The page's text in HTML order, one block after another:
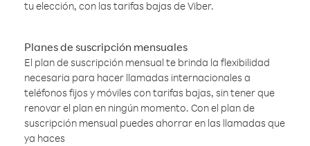
tu elección, con las tarifas bajas de Viber.
Planes de suscripción mensuales
El plan de suscripción mensual te brinda la flexibilidad
necesaria para hacer llamadas internacionales a
teléfonos fijos y móviles con tarifas bajas, sin tener que
renovar el plan en ningún momento. Con el plan de
suscripción mensual puedes ahorrar en las llamadas que
ya haces